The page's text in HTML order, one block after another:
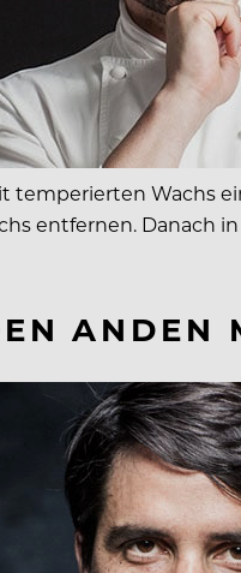
Wachs
entfernen. Danach